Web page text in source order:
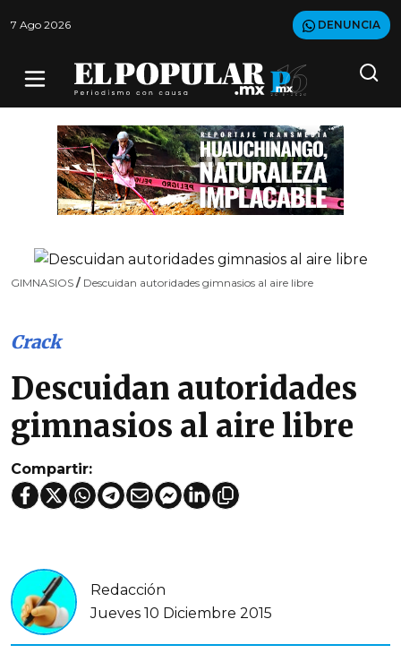
7 Ago 2026 DENUNCIA
GIMNASIOS / Descuidan autoridades gimnasios al aire libre
Crack
Descuidan autoridades
gimnasios al aire libre
Compartir:
Redacción
Jueves 10 Diciembre 2015